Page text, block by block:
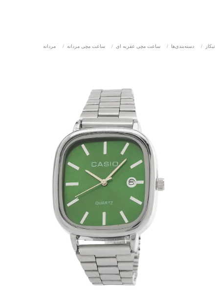
نیکاز / دسته‌بندی‌ها / ساعت مچی عقربه ای / ساعت مچی مردانه / مردانه